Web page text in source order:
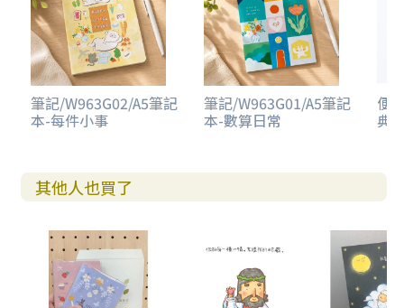
筆記/W963G02/A5筆記
本-每件小事
筆記/W963G01/A5筆記
本-數算日常
便
典
其他人也買了